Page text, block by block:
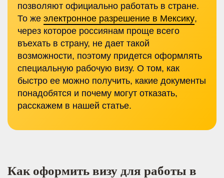
позволяют официально работать в стране.
То же электронное разрешение в Мексику,
через которое россиянам проще всего
въехать в страну, не дает такой
возможности, поэтому придется оформлять
специальную рабочую визу. О том, как
быстро ее можно получить, какие документы
понадобятся и почему могут отказать,
расскажем в нашей статье.
Как оформить визу для работы в